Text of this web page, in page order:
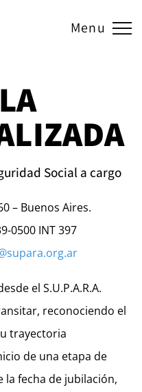
Menu
Social a cargo
– Buenos Aires.
0500 INT 397
el S.U.P.A.R.A.
reconociendo el
trayectoria
de una etapa de
fecha de jubilación,